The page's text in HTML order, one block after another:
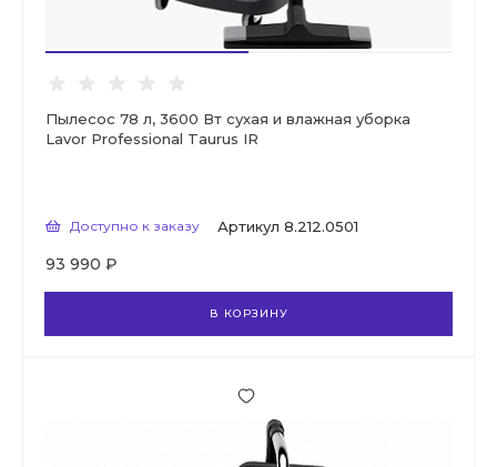
Пылесос 78 л, 3600 Вт сухая и влажная уборка
Lavor Professional Taurus IR
Доступно к заказу Артикул 8.212.0501
93 990 ₽
В КОРЗИНУ